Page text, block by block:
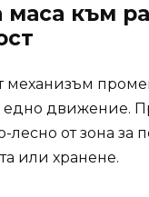
маса към
механизъм
едно движение.
лесно от зона за
или хранене.